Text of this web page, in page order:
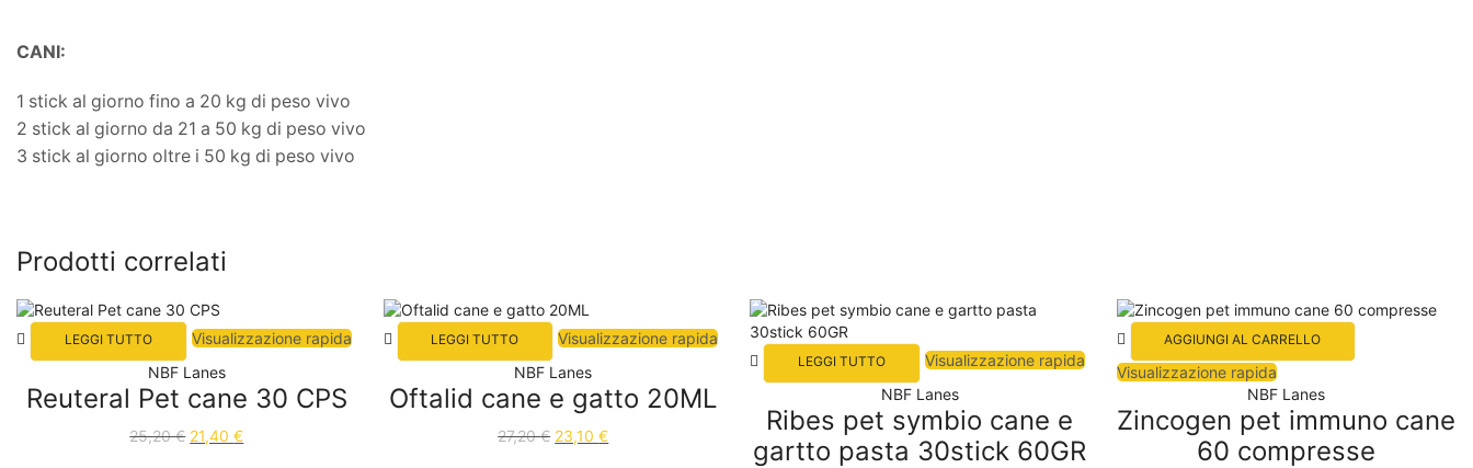
CANI:
1 stick al giorno fino a 20 kg di peso vivo
2 stick al giorno da 21 a 50 kg di peso vivo
3 stick al giorno oltre i 50 kg di peso vivo
Prodotti correlati
LEGGI TUTTO
Visualizzazione rapida
NBF Lanes
Reuteral Pet cane 30 CPS
25,20€ 21,40€
LEGGI TUTTO
Visualizzazione rapida
NBF Lanes
Oftalid cane e gatto 20ML
27,20€ 23,10€
LEGGI TUTTO
Visualizzazione rapida
NBF Lanes
Ribes pet symbio cane e
gartto pasta 30stick 60GR
AGGIUNGI AL CARRELLO
Visualizzazione rapida
NBF Lanes
Zincogen pet immuno cane
60 compresse